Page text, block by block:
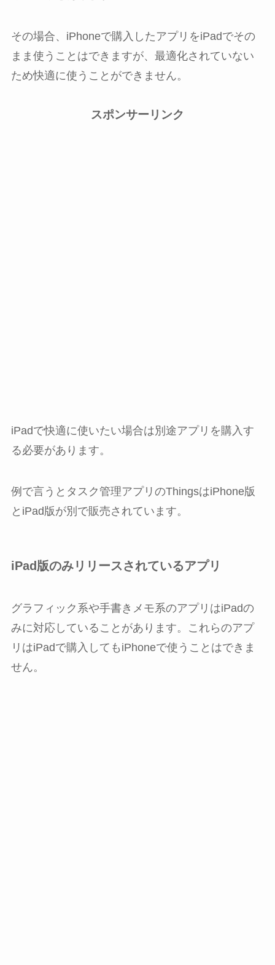
その場合、iPhoneで購入したアプリをiPadでその
まま使うことはできますが、最適化されていない
ため快適に使うことができません。
スポンサーリンク
iPadで快適に使いたい場合は別途アプリを購入す
る必要があります。
例で言うとタスク管理アプリのThingsはiPhone版
とiPad版が別で販売されています。
iPad版のみリリースされているアプリ
グラフィック系や手書きメモ系のアプリはiPadの
みに対応していることがあります。これらのアプ
リはiPadで購入してもiPhoneで使うことはできま
せん。